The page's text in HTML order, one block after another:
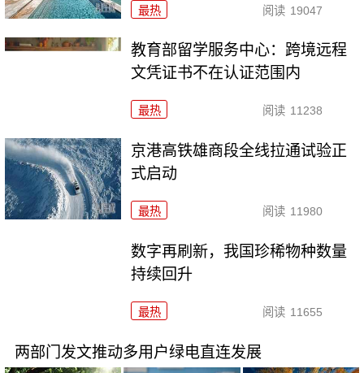
最热 阅读 19047
教育部留学服务中心：跨境远程
文凭证书不在认证范围内
最热 阅读 11238
京港高铁雄商段全线拉通试验正
式启动
最热 阅读 11980
数字再刷新，我国珍稀物种数量
持续回升
最热 阅读 11655
两部门发文推动多用户绿电直连发展